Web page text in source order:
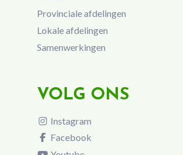
Provinciale afdelingen
Lokale afdelingen
Samenwerkingen
VOLG ONS
Instagram
Facebook